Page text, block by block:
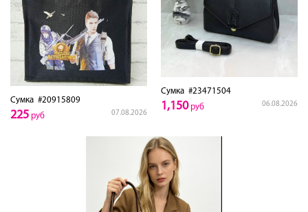
Сумка #20915809
07.08.2026
225 руб
Сумка #23471504
06.08.2026
1,150руб